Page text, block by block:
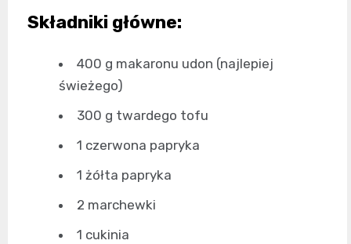
Składniki główne:
400 g makaronu udon (najlepiej
świeżego)
300 g twardego tofu
1 czerwona papryka
1 żółta papryka
2 marchewki
1 cukinia